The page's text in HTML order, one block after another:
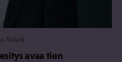
Ristelä
avaa tien